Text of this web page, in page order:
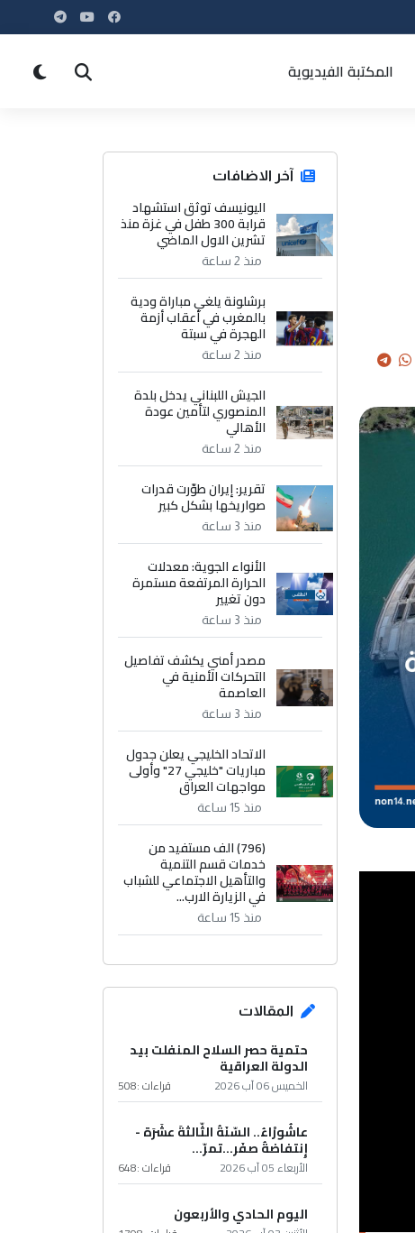
المكتبة الفيديوية
آخر الاضافات
اليونيسف توثق استشهاد
قرابة 300 طفل في غزة منذ
تشرين الاول الماضي
منذ 2 ساعة
برشلونة يلغي مباراة ودية
بالمغرب في أعقاب أزمة
الهجرة في سبتة
منذ 2 ساعة
الجيش اللبناني يدخل بلدة
المنصوري لتأمين عودة
الأهالي
منذ 2 ساعة
تقرير: إيران طوّرت قدرات
صواريخها بشكل كبير
منذ 3 ساعة
الأنواء الجوية: معدلات
الحرارة المرتفعة مستمرة
دون تغيير
منذ 3 ساعة
مصدر أمني يكشف تفاصيل
التحركات الأمنية في
العاصمة
منذ 3 ساعة
الاتحاد الخليجي يعلن جدول
مباريات "خليجي 27" وأولى
مواجهات العراق
منذ 15 ساعة
(796) الف مستفيد من
خدمات قسم التنمية
والتأهيل الاجتماعي للشباب
في الزيارة الارب...
منذ 15 ساعة
المقالات
حتمية حصر السلاح المنفلت بيد
الدولة العراقية
الخميس 06 آب 2026 قراءات :508
عاشُورْاءُ.. السّنَةُ الثّالثةَ عشَرَة -
إِنتفاضةُ صفَر…تمرّ...
الأربعاء 05 آب 2026 قراءات :648
اليوم الحادي والأربعون